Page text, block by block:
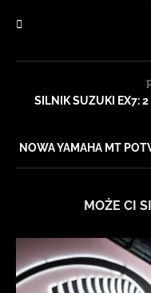
SILNIK SUZUKI EX7:
NOWA YAMAHA MT
MOŻE CI